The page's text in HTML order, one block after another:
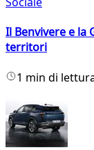
Il Benvivere e
territori
1 min di